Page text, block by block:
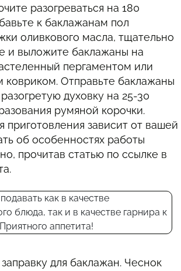
разогреваться на 180
к баклажанам пол
оливкового масла, тщательно
и выложите баклажаны на
пергаментом или
ковриком. Отправьте баклажаны
духовку на 25-30
румяной корочки.
приготовления зависит от вашей
об особенностях работы
прочитав статью по ссылке в
для баклажан. Чеснок